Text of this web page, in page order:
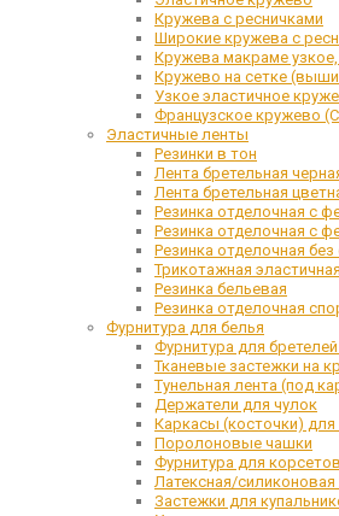
Кружева с ресничками
Широкие кружева с
Кружева макраме
Кружево на сетке
Узкое эластичное
Французское кружево
Эластичные ленты
Резинки в тон
Лента бретельная
Лента бретельная
Резинка отделочная с
Резинка отделочная с
Резинка отделочная
Трикотажная
Резинка бельевая
Резинка отделочная
Фурнитура для белья
Фурнитура для
Тканевые застежки на
Тунельная лента (под
Держатели для чулок
Каркасы (косточки) для
Поролоновые чашки
Фурнитура для корсетов
Латексная/силиконовая
Застежки для